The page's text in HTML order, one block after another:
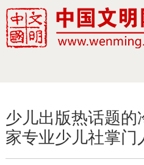
少儿出版热话题
家专业少儿社掌门